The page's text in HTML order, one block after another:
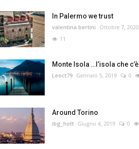
In Palermo we trust
valentina bertini Ottobre 7, 2020
11
Monte Isola …l’isola che c’è
Leoct79 Gennaio 5, 2019 0
Around Torino
ibg_hott Giugno 4, 2019 0